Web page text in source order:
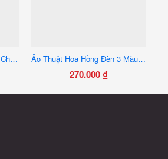
Ảo Thuật Nón Bong Bóng 4 Chức Năng – Bắn Lửa, Bong Bóng, Thu Khăn, Ra Chim Ảo Thuật Hoa Hồng Đèn 3 Màu – Đạo Cụ Biểu Diễn Phát Sáng Siêu Đẹp
270.000 ₫